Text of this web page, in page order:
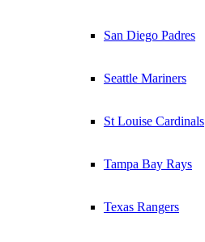
San Diego Padres
Seattle Mariners
St Louise Cardinals
Tampa Bay Rays
Texas Rangers